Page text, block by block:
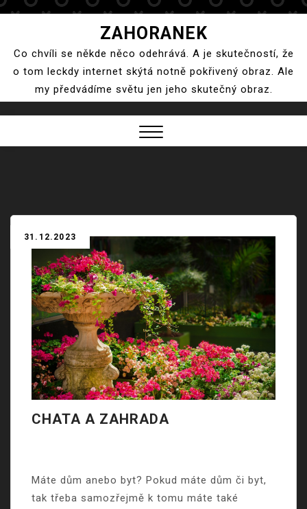
content
ZAHORANEK
Co chvíli se někde něco odehrává. A je skutečností, že
o tom leckdy internet skýtá notně pokřivený obraz. Ale
my předvádíme světu jen jeho skutečný obraz.
CHATA A ZAHRADA
31.12.2023
Máte dům anebo byt? Pokud máte dům či byt,
tak třeba samozřejmě k tomu máte také